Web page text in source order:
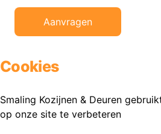
Aanvragen
Cookies
Smaling Kozijnen & Deuren
op onze site te verbeteren